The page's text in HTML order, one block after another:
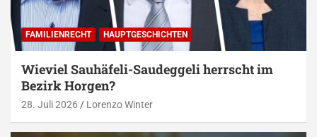
FAMILIENRECHT HAUPTGESCHICHTEN
Wieviel Sauhäfeli-Saudeggeli herrscht im
Bezirk Horgen?
28. Juli 2026 Lorenzo Winter